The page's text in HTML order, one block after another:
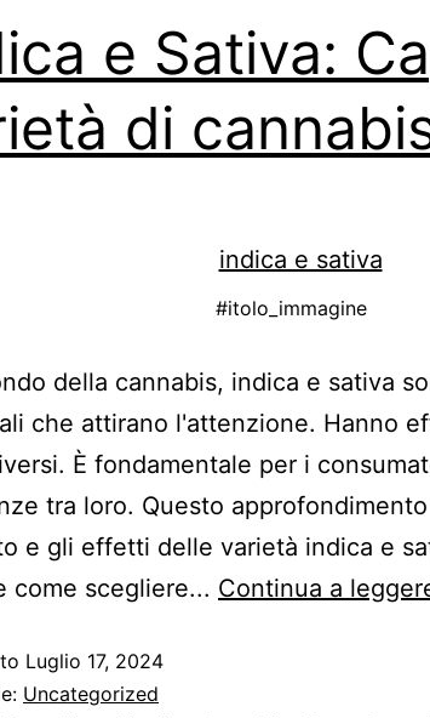
e Sativa:
di
#itolo_immagine
della cannabis, indica e sativa
che attirano l'attenzione. Hanno
È fondamentale per i
tra loro. Questo
e gli effetti delle varietà indica e
come scegliere... Continua a
Luglio 17, 2024
Uncategorized